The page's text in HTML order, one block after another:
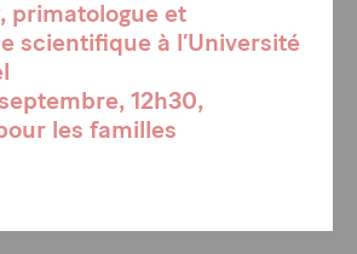
primatologue et
scientifique à l’Université
12h30,
les familles